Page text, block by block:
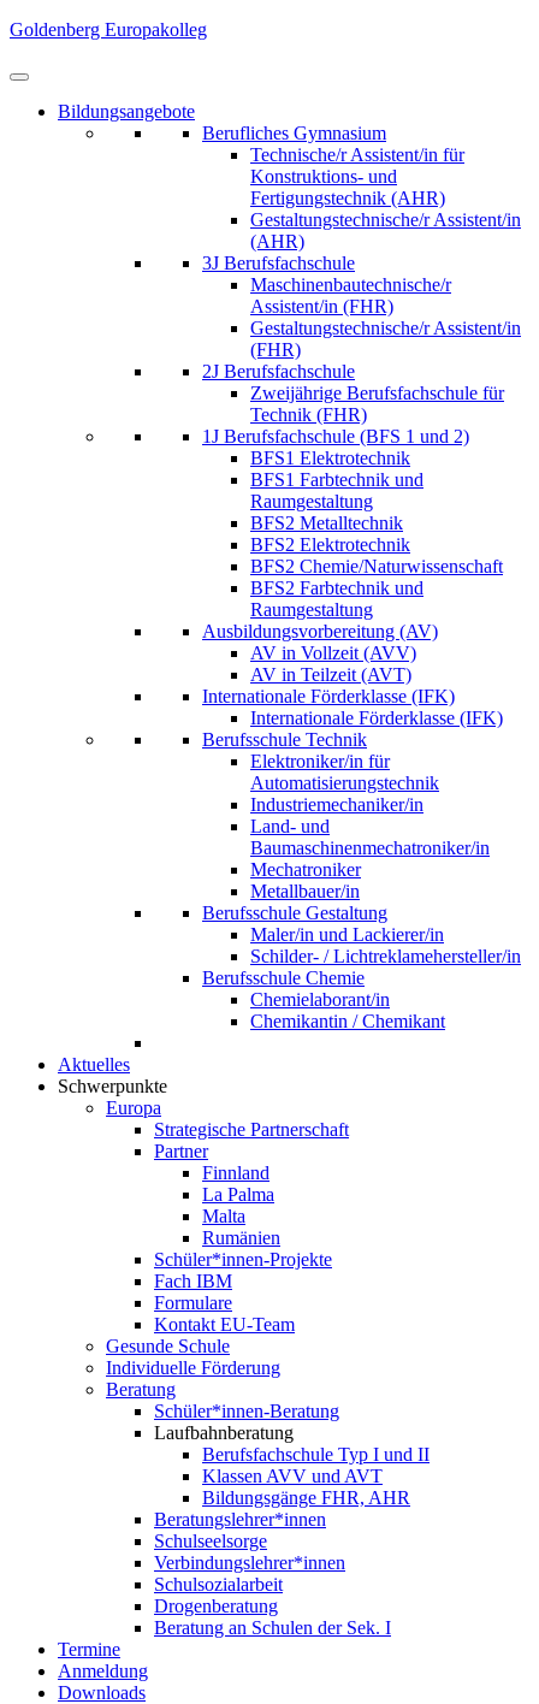
Skip
content
Enter)
Goldenberg Europakolleg
Bildungsangebote
Berufliches Gymnasium
Technische/r Assistent/in für
Konstruktions- und
Fertigungstechnik (AHR)
Gestaltungstechnische/r Assistent/in
(AHR)
3J Berufsfachschule
Maschinenbautechnische/r
Assistent/in (FHR)
Gestaltungstechnische/r Assistent/in
(FHR)
2J Berufsfachschule
Zweijährige Berufsfachschule für
Technik (FHR)
1J Berufsfachschule (BFS 1 und 2)
BFS1 Elektrotechnik
BFS1 Farbtechnik und
Raumgestaltung
BFS2 Metalltechnik
BFS2 Elektrotechnik
BFS2 Chemie/Naturwissenschaft
BFS2 Farbtechnik und
Raumgestaltung
Ausbildungsvorbereitung (AV)
AV in Vollzeit (AVV)
AV in Teilzeit (AVT)
Internationale Förderklasse (IFK)
Internationale Förderklasse (IFK)
Berufsschule Technik
Elektroniker/in für
Automatisierungstechnik
Industriemechaniker/in
Land- und
Baumaschinenmechatroniker/in
Mechatroniker
Metallbauer/in
Berufsschule Gestaltung
Maler/in und Lackierer/in
Schilder- / Lichtreklamehersteller/in
Berufsschule Chemie
Chemielaborant/in
Chemikantin / Chemikant
Aktuelles
Schwerpunkte
Europa
Strategische Partnerschaft
Partner
Finnland
La Palma
Malta
Rumänien
Schüler*innen-Projekte
Fach IBM
Formulare
Kontakt EU-Team
Gesunde Schule
Individuelle Förderung
Beratung
Schüler*innen-Beratung
Laufbahnberatung
Berufsfachschule Typ I und II
Klassen AVV und AVT
Bildungsgänge FHR, AHR
Beratungslehrer*innen
Schulseelsorge
Verbindungslehrer*innen
Schulsozialarbeit
Drogenberatung
Beratung an Schulen der Sek. I
Termine
Anmeldung
Downloads